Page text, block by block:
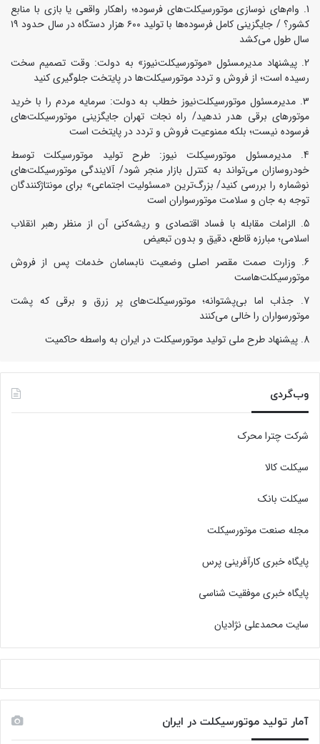
وام‌های نوسازی موتورسیکلت‌های فرسوده؛ راهکار واقعی یا بازی با منابع
کشور؟ / جایگزینی کامل فرسوده‌ها با تولید ۶۰۰ هزار دستگاه در سال حدود ۱۹
سال طول می‌کشد
پیشنهاد مدیرمسئول «موتورسیکلت‌نیوز» به دولت: وقت تصمیم سخت
رسیده است؛ از فروش و تردد موتورسیکلت‌ها در پایتخت جلوگیری کنید
مدیرمسئول موتورسیکلت‌نیوز خطاب به دولت: سرمایه مردم را با خرید
موتورهای برقی هدر ندهید/ راه نجات تهران جایگزینی موتورسیکلت‌های
فرسوده نیست؛ بلکه ممنوعیت فروش و تردد در پایتخت است
مدیرمسئول موتورسیکلت نیوز: طرح تولید موتورسیکلت توسط
خودروسازان می‌تواند به کنترل بازار منجر شود/ آلایندگی موتورسیکلت‌های
نوشماره را بررسی کنید/ بزرگ‌ترین «مسئولیت اجتماعی» برای مونتاژکنندگان
توجه به جان و سلامت موتورسواران است
الزامات مقابله با فساد اقتصادی و ریشه‌کنی آن از منظر رهبر انقلاب
اسلامی؛ مبارزه قاطع، دقیق و بدون تبعیض
وزارت صمت مقصر اصلی وضعیت نابسامان خدمات پس از فروش
موتورسیکلت‌هاست
جذاب اما بی‌پشتوانه؛ موتورسیکلت‌های پر زرق‌ و برقی که پشت
موتورسواران را خالی می‌کنند
پیشنهاد طرح ملی تولید موتورسیکلت در ایران به واسطه حاکمیت
وب‌گردی
شرکت چترا محرک
سیکلت کالا
سیکلت بانک
مجله صنعت موتورسیکلت
پایگاه خبری کارآفرینی پرس
پایگاه خبری موفقیت شناسی
سایت محمدعلی نژادیان
آمار تولید موتورسیکلت در ایران